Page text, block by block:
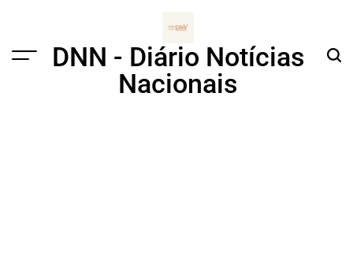
Menu
DNN - Diário Notícias
Nacionais